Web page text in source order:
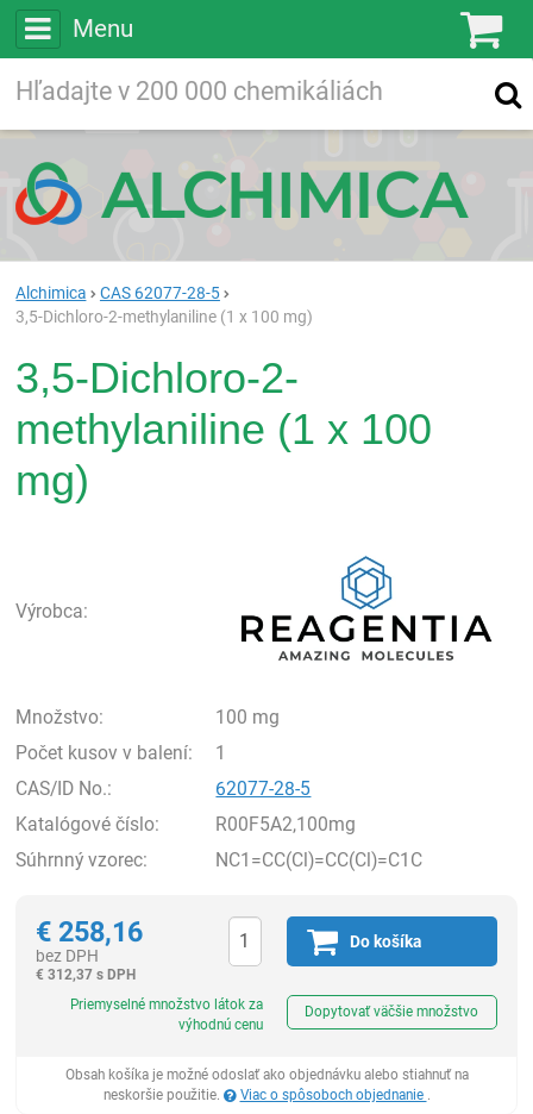
Menu
Vyhľadávanie
Alchimica
CAS 62077-28-5
3,5-Dichloro-2-methylaniline (1 x 100 mg)
3,5-Dichloro-2-
methylaniline (1 x 100
mg)
Výrobca:
Množstvo:
100 mg
Počet kusov v balení:
1
CAS/ID No.:
62077-28-5
Katalógové číslo:
R00F5A2,100mg
Súhrnný vzorec:
NC1=CC(Cl)=CC(Cl)=C1C
€ 258,16
bez DPH
€ 312,37 s DPH
Do košíka
Priemyselné množstvo látok za
výhodnú cenu
Dopytovať väčšie množstvo
Obsah košíka je možné odoslať ako objednávku alebo stiahnuť na
neskoršie použitie.
Viac o spôsoboch objednanie .